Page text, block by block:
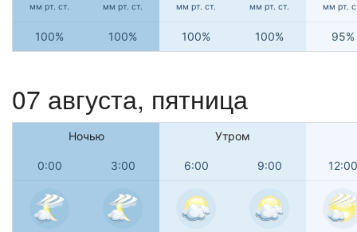
мм рт. ст. мм рт. ст. мм рт. ст. мм рт. ст. мм рт.
100% 100% 100% 100% 95%
07 августа, пятница
Ночью Утром
0:00 3:00 6:00 9:00 12:00